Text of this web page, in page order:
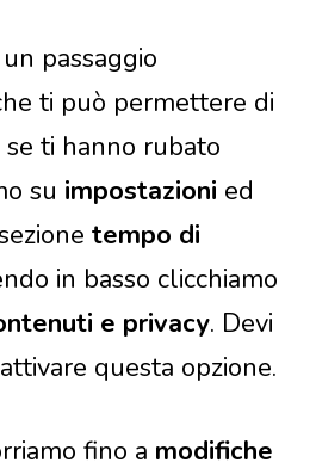
passaggio
ti può permettere di
ti hanno rubato
su impostazioni ed
tempo di
in basso clicchiamo
e privacy. Devi
questa opzione.
fino a modifiche